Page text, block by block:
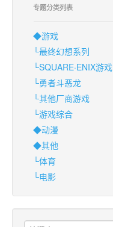
专题分类列表
◆游戏
└最终幻想系列
└SQUARE·ENIX游戏
└勇者斗恶龙
└其他厂商游戏
└游戏综合
◆动漫
◆其他
└体育
└电影